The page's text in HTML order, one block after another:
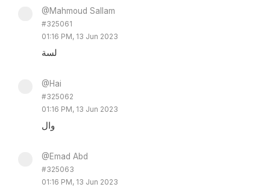
@Mahmoud Sallam
#325061
01:16 PM, 13 Jun 2023
لسة
@Hai
#325062
01:16 PM, 13 Jun 2023
وال
@Emad Abd
#325063
01:16 PM, 13 Jun 2023